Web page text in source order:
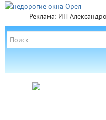
Реклама: ИП